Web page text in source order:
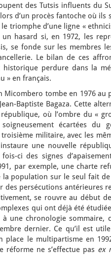
des Tutsis influents du
d’un procès fantoche où ils
le triomphe d’une ligne «
un hasard si, en 1972, les
se fonde sur les membres
Le bilan de ces
historique perdure dans la
» en français.
Micombero tombe en 1976
Baptiste Bagaza. Cette
république, où l’ombre du «
écartées du
militaire, avec les
une nouvelle
fois-ci des signes
par exemple, une charte
la population sur le seul fait
des persécutions antérieures
se rouvre au début
qui ont déjà été
une chronologie sommaire,
dernier. Ce qu’il est
place le multipartisme en
réforme ne s’effectue pas ex